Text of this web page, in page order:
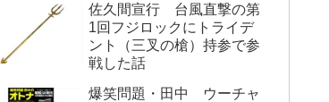
佐久間宣行 台風直撃の第
1回フジロックにトライデ
ント（三叉の槍）持参で参
戦した話
爆笑問題・田中 ウーチャ